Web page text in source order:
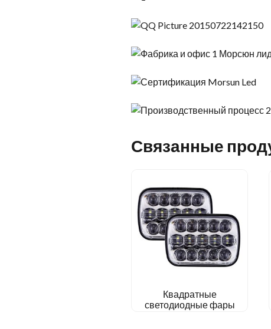
Связанные
Квадратные
светодиодные фары